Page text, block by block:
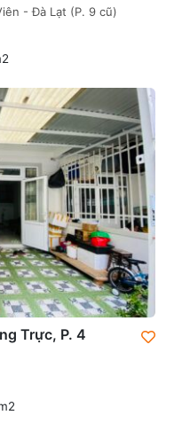
- Đà Lạt (P. 9 cũ)
Trực, P. 4